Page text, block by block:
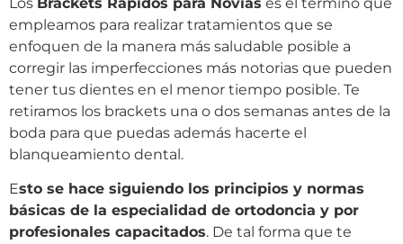
empleamos para realizar tratamientos que se
enfoquen de la manera más saludable posible a
corregir las imperfecciones más notorias que pueden
tener tus dientes en el menor tiempo posible. Te
retiramos los brackets una o dos semanas antes de la
boda para que puedas además hacerte el
blanqueamiento dental.
Esto se hace siguiendo los principios y normas
básicas de la especialidad de ortodoncia y por
profesionales capacitados. De tal forma que te